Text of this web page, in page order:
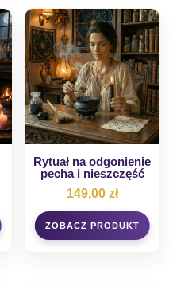
Rytuał na odgonienie
pecha i nieszczęść
149,00 zł